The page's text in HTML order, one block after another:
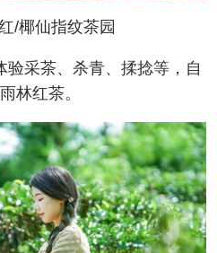
仙指纹茶园
采茶、杀青、揉捻等，自
林红茶。